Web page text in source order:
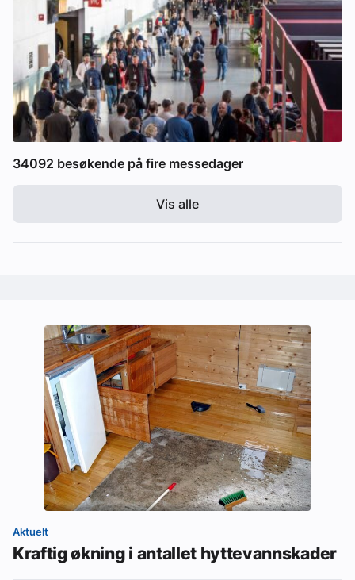
34092 besøkende på fire messedager
Vis alle
Aktuelt
Kraftig økning i antallet hyttevannskader